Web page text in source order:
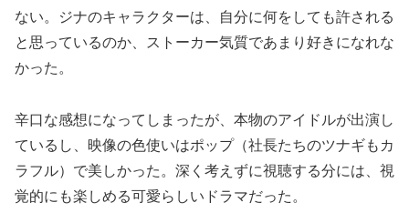
ない。ジナのキャラクターは、自分に何をしても許される
と思っているのか、ストーカー気質であまり好きになれな
かった。
辛口な感想になってしまったが、本物のアイドルが出演し
ているし、映像の色使いはポップ（社長たちのツナギもカ
ラフル）で美しかった。深く考えずに視聴する分には、視
覚的にも楽しめる可愛らしいドラマだった。